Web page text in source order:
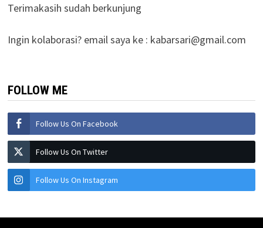
Terimakasih sudah berkunjung
Ingin kolaborasi? email saya ke : kabarsari@gmail.com
FOLLOW ME
Follow Us On Facebook
Follow Us On Twitter
Follow Us On Instagram